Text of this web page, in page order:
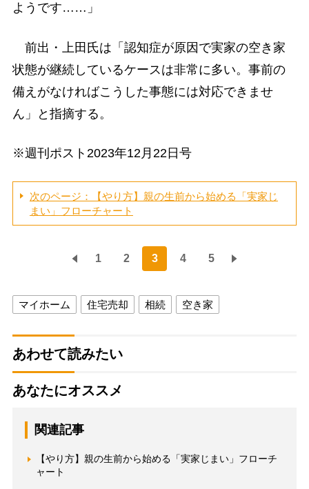
ようです……」
前出・上田氏は「認知症が原因で実家の空き家
状態が継続しているケースは非常に多い。事前の
備えがなければこうした事態には対応できませ
ん」と指摘する。
※週刊ポスト2023年12月22日号
次のページ：【やり方】親の生前から始める「実家じ
まい」フローチャート
1 2 3 4 5
マイホーム 住宅売却 相続 空き家
あわせて読みたい
あなたにオススメ
関連記事
【やり方】親の生前から始める「実家じまい」フローチ
ャート